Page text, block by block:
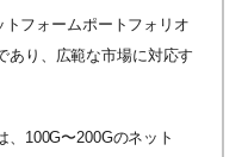
フォームポートフォリオ
あり、広範な市場に対応す
100G〜200Gのネット